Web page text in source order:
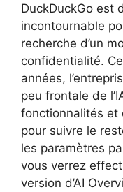
DuckDuckGo est
incontournable
recherche d’un
confidentialité.
années,
peu frontale de
fonctionnalités et
pour suivre le
les paramètres
vous verrez
version d’AI